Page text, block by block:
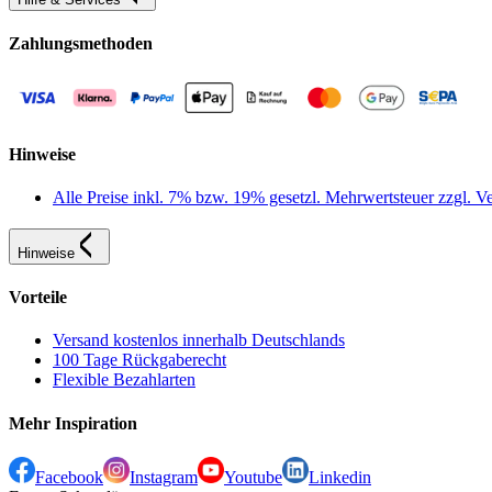
Zahlungsmethoden
Hinweise
Alle Preise inkl. 7% bzw. 19% gesetzl. Mehrwertsteuer zzgl.
Hinweise
Vorteile
Versand kostenlos innerhalb Deutschlands
100 Tage Rückgaberecht
Flexible Bezahlarten
Mehr Inspiration
Facebook Instagram Youtube
Linkedin